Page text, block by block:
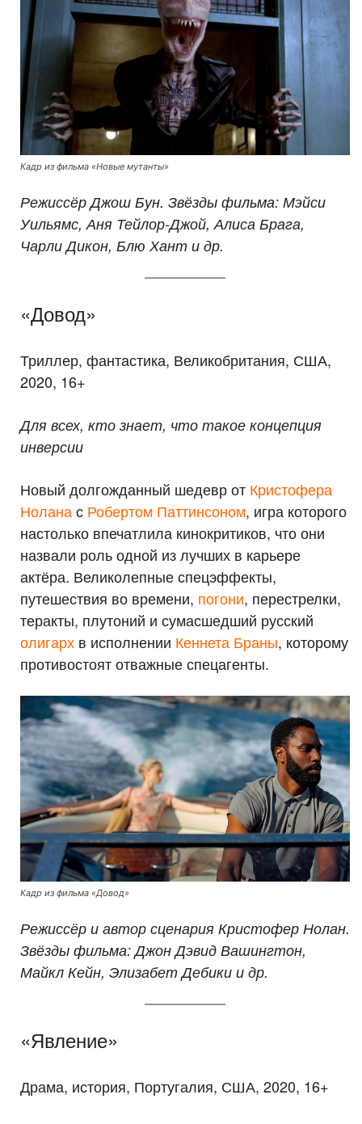
Кадр из фильма «Новые мутанты»
Режиссёр Джош Бун. Звёзды фильма: Мэйси
Уильямс, Аня Тейлор-Джой, Алиса Брага,
Чарли Дикон, Блю Хант и др.
«Довод»
Триллер, фантастика, Великобритания, США,
2020, 16+
Для всех, кто знает, что такое концепция
инверсии
Новый долгожданный шедевр от Кристофера
Ноланас Робертом Паттинсоном, игра которого
настолько впечатлила кинокритиков, что они
назвали роль одной из лучших в карьере
актёра. Великолепные спецэффекты,
путешествия во времени, погони, перестрелки,
теракты, плутоний и сумасшедший русский
олигарх в исполнении Кеннета Браны, которому
противостоят отважные спецагенты.
Кадр из фильма «Довод»
Режиссёр и автор сценария Кристофер Нолан.
Звёзды фильма: Джон Дэвид Вашингтон,
Майкл Кейн, Элизабет Дебики и др.
«Явление»
Драма, история, Португалия, США, 2020, 16+